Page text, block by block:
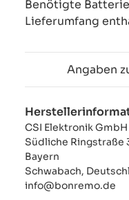
Benötigte
Lieferumfang
Angaben
CSI Elektronik GmbH
Südliche Ringstraße
Bayern
Schwabach,
info@bonremo.de